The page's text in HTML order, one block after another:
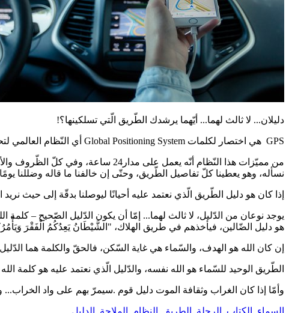
دليلان... لا ثالث لهما... أيّهما يرشدك الطّريق الّتي تسلكينها؟!
GPS هي اختصار لكلمات Global Positioning System أي النّظام العالمي لتحديد المواقع، أو الملاحة، وهو فنّ الإنتقال من موقع إلى آخر بدقّة... وجميعنا أصبحنا نعتمد عليه على الهاتف الجوّال...
من مميّزات هذا النّظام أنّه يعمل
نسأله، وهو يعطينا كلّ تفاصيل الطّريق، وحتّى إن خالفنا ما قاله وضللنا
إذا كان هو دليل الطّريق الّذي نعتمد عليه أحيانًا ليوصلنا بدقّة إلى
هو دليل الضّالين، فيأخذهم في طريق الهلاك، "الشَّيْطَانُ يَعِدُكُمُ الْفَقْرَ
إن كان الله هو الهدف، والسّماء هي غاية السّكن، فالحقّ والكلمة هما
الطّريق الوحيد للسّماء هو الله نفسه، والدّليل الّذي نعتمد عليه هو كلمة
وأمّا إذا كان الغراب وثقافة الموت دليل قوم .سيمرّ بهم على واد الخراب...
السماء الكتاب الرحلة الطريق النظام الملاحة الدليل